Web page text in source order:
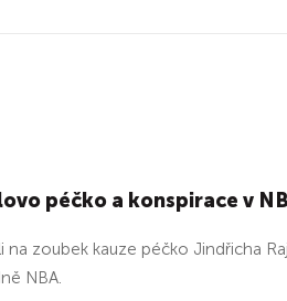
péčko a konspirace v
na zoubek kauze péčko Jindřicha
NBA.